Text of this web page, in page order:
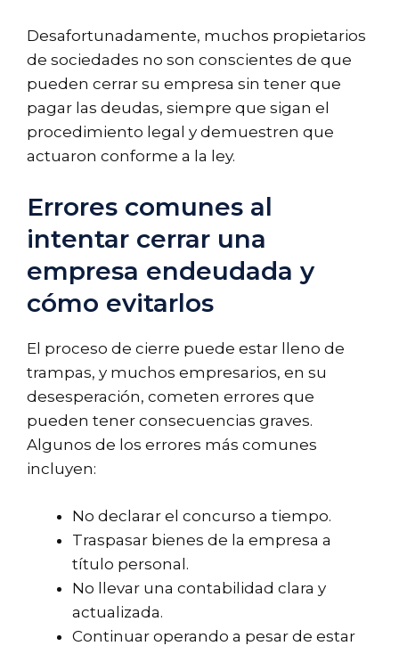
Desafortunadamente, muchos propietarios
de sociedades no son conscientes de que
pueden cerrar su empresa sin tener que
pagar las deudas, siempre que sigan el
procedimiento legal y demuestren que
actuaron conforme a la ley.
Errores comunes al
intentar cerrar una
empresa endeudada y
cómo evitarlos
El proceso de cierre puede estar lleno de
trampas, y muchos empresarios, en su
desesperación, cometen errores que
pueden tener consecuencias graves.
Algunos de los errores más comunes
incluyen:
No declarar el concurso a tiempo.
Traspasar bienes de la empresa a
título personal.
No llevar una contabilidad clara y
actualizada.
Continuar operando a pesar de estar